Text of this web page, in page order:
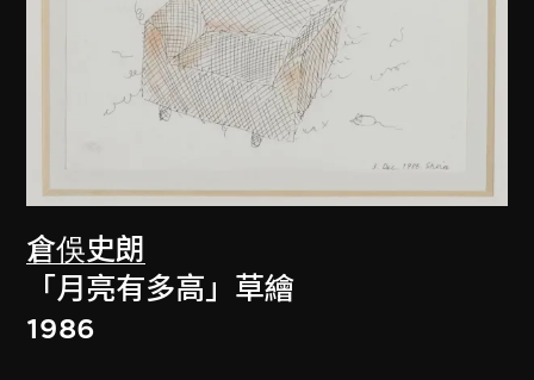
倉俁史朗
「月亮有多高」草繪
1986